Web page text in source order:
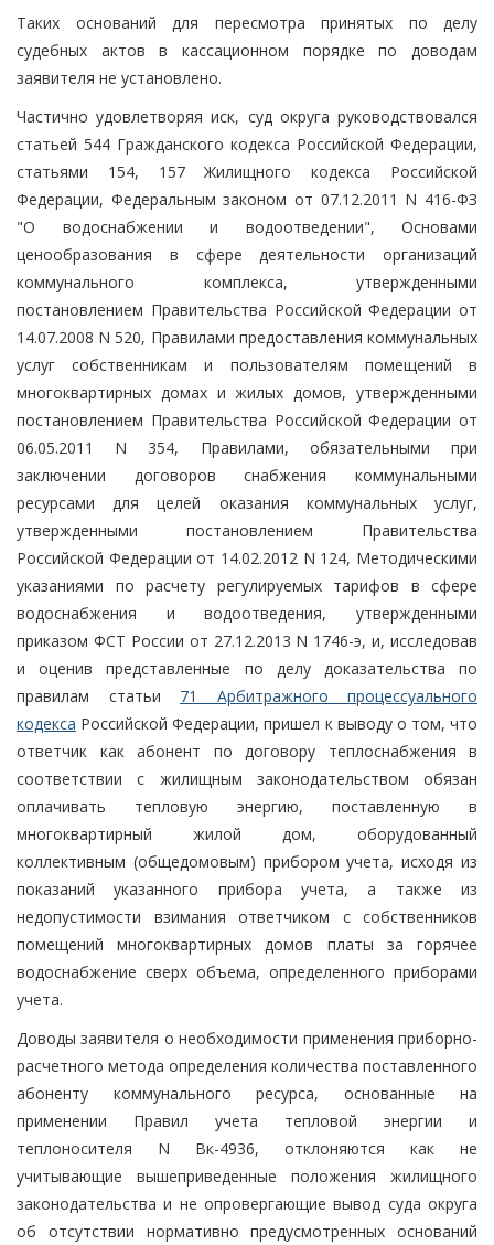
Таких оснований для пересмотра принятых по делу
судебных актов в кассационном порядке по доводам
заявителя не установлено.
Частично удовлетворяя иск, суд округа руководствовался
статьей 544 Гражданского кодекса Российской Федерации,
статьями 154, 157 Жилищного кодекса Российской
Федерации, Федеральным законом от 07.12.2011 N 416-ФЗ
"О водоснабжении и водоотведении", Основами
ценообразования в сфере деятельности организаций
коммунального комплекса, утвержденными
постановлением Правительства Российской Федерации от
14.07.2008 N 520, Правилами предоставления коммунальных
услуг собственникам и пользователям помещений в
многоквартирных домах и жилых домов, утвержденными
постановлением Правительства Российской Федерации от
06.05.2011 N 354, Правилами, обязательными при
заключении договоров снабжения коммунальными
ресурсами для целей оказания коммунальных услуг,
утвержденными постановлением Правительства
Российской Федерации от 14.02.2012 N 124, Методическими
указаниями по расчету регулируемых тарифов в сфере
водоснабжения и водоотведения, утвержденными
приказом ФСТ России от 27.12.2013 N 1746-э, и, исследовав
и оценив представленные по делу доказательства по
правилам статьи 71 Арбитражного процессуального
кодекса Российской Федерации, пришел к выводу о том, что
ответчик как абонент по договору теплоснабжения в
соответствии с жилищным законодательством обязан
оплачивать тепловую энергию, поставленную в
многоквартирный жилой дом, оборудованный
коллективным (общедомовым) прибором учета, исходя из
показаний указанного прибора учета, а также из
недопустимости взимания ответчиком с собственников
помещений многоквартирных домов платы за горячее
водоснабжение сверх объема, определенного приборами
учета.
Доводы заявителя о необходимости применения приборно-
расчетного метода определения количества поставленного
абоненту коммунального ресурса, основанные на
применении Правил учета тепловой энергии и
теплоносителя N Вк-4936, отклоняются как не
учитывающие вышеприведенные положения жилищного
законодательства и не опровергающие вывод суда округа
об отсутствии нормативно предусмотренных оснований